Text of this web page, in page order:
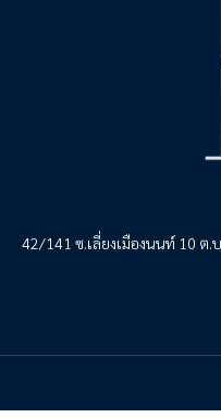
42/141 ซ.เลี่ยงเมืองนนท์ 10 ต.